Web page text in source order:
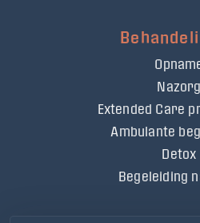
Nazorg
Extended Care
Ambulante
Detox
Begeleiding